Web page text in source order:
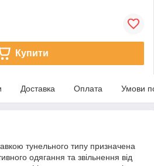
Купити
Доставка Оплата Умови
тунельного типу призначена
одягання та звільнення від